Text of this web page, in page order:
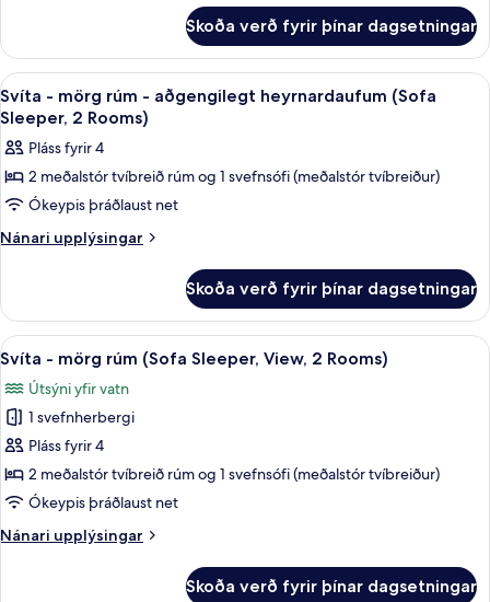
Shower)
(Sofa
Sleeper,
2
Rooms)
-
mörg
rúm
(Sofa
Sleeper,
2
Rooms)
Skoða verð fyrir þínar dagsetningar
Skoða
allar
myndir
fyrir
Svíta
-
mörg
aðgengilegt
heyrnardaufum
(Sofa
Sleeper,
2
Rooms)
Rúmföt af bestu gerð, öryggishólf í
4
Svíta - mörg rúm - aðgengilegt heyrnardaufum (Sofa
Sleeper, 2 Rooms)
Pláss fyrir 4
2 meðalstór tvíbreið rúm og 1 svefnsófi (meðalstór tvíbreiður)
Ókeypis þráðlaust net
Nánari upplýsingar
Nánari
-
mörg
rúm
aðgengilegt
heyrnardaufum
(Sofa
Sleeper,
2
Rooms)
Skoða verð fyrir þínar dagsetningar
Skoða
allar
myndir
fyrir
Svíta
-
mörg
(Sofa
Rúmföt af bestu gerð, öryggishólf í
4
Svíta - mörg rúm (Sofa Sleeper, View, 2 Rooms)
Útsýni yfir vatn
1 svefnherbergi
Pláss fyrir 4
2 meðalstór tvíbreið rúm og 1 svefnsófi (meðalstór tvíbreiður)
Ókeypis þráðlaust net
Nánari upplýsingar
Nánari
Skoða verð fyrir þínar dagsetningar